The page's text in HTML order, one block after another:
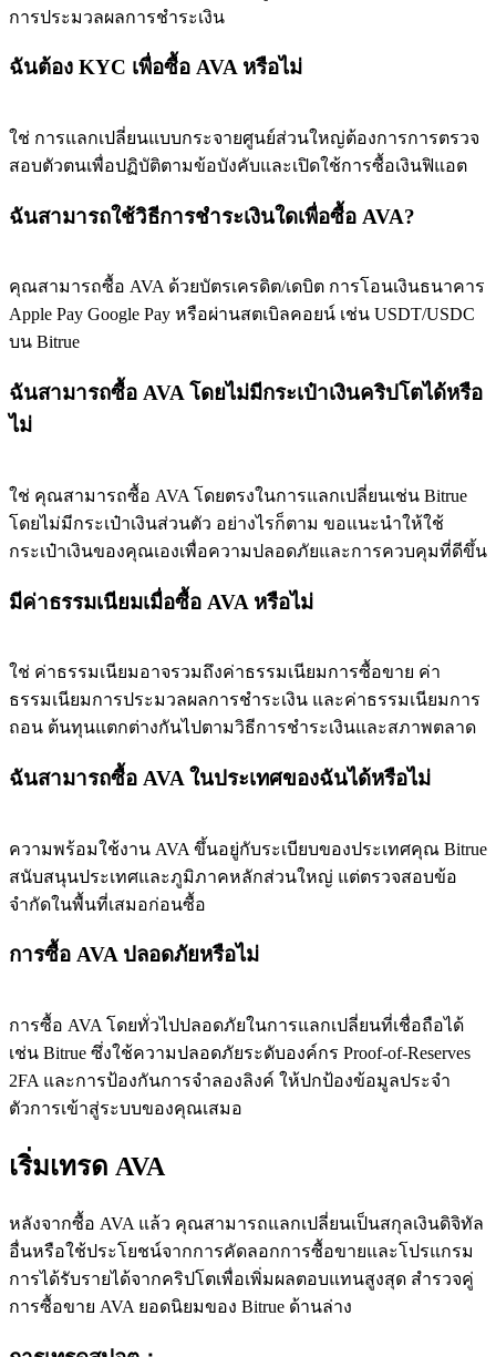
การประมวลผลการชำระเงิน
ฉันต้อง KYC เพื่อซื้อ AVA หรือไม่
ใช่ การแลกเปลี่ยนแบบกระจายศูนย์ส่วนใหญ่ต้องการการตรวจ
สอบตัวตนเพื่อปฏิบัติตามข้อบังคับและเปิดใช้การซื้อเงินฟิแอต
ฉันสามารถใช้วิธีการชำระเงินใดเพื่อซื้อ AVA?
คุณสามารถซื้อ AVA ด้วยบัตรเครดิต/เดบิต การโอนเงินธนาคาร
Apple Pay Google Pay หรือผ่านสตเบิลคอยน์ เช่น USDT/USDC
บน Bitrue
ฉันสามารถซื้อ AVA โดยไม่มีกระเป๋าเงินคริปโตได้หรือ
ไม่
ใช่ คุณสามารถซื้อ AVA โดยตรงในการแลกเปลี่ยนเช่น Bitrue
โดยไม่มีกระเป๋าเงินส่วนตัว อย่างไรก็ตาม ขอแนะนำให้ใช้
กระเป๋าเงินของคุณเองเพื่อความปลอดภัยและการควบคุมที่ดีขึ้น
มีค่าธรรมเนียมเมื่อซื้อ AVA หรือไม่
ใช่ ค่าธรรมเนียมอาจรวมถึงค่าธรรมเนียมการซื้อขาย ค่า
ธรรมเนียมการประมวลผลการชำระเงิน และค่าธรรมเนียมการ
ถอน ต้นทุนแตกต่างกันไปตามวิธีการชำระเงินและสภาพตลาด
ฉันสามารถซื้อ AVA ในประเทศของฉันได้หรือไม่
ความพร้อมใช้งาน AVA ขึ้นอยู่กับระเบียบของประเทศคุณ Bitrue
สนับสนุนประเทศและภูมิภาคหลักส่วนใหญ่ แต่ตรวจสอบข้อ
จำกัดในพื้นที่เสมอก่อนซื้อ
การซื้อ AVA ปลอดภัยหรือไม่
การซื้อ AVA โดยทั่วไปปลอดภัยในการแลกเปลี่ยนที่เชื่อถือได้
เช่น Bitrue ซึ่งใช้ความปลอดภัยระดับองค์กร Proof-of-Reserves
2FA และการป้องกันการจำลองลิงค์ ให้ปกป้องข้อมูลประจำ
ตัวการเข้าสู่ระบบของคุณเสมอ
เริ่มเทรด AVA
หลังจากซื้อ AVA แล้ว คุณสามารถแลกเปลี่ยนเป็นสกุลเงินดิจิทัล
อื่นหรือใช้ประโยชน์จากการคัดลอกการซื้อขายและโปรแกรม
การได้รับรายได้จากคริปโตเพื่อเพิ่มผลตอบแทนสูงสุด สำรวจคู่
การซื้อขาย AVA ยอดนิยมของ Bitrue ด้านล่าง